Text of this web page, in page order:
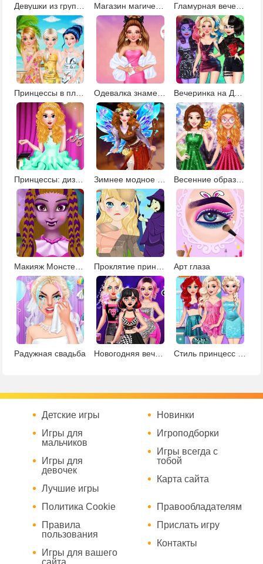
Магазин магических существ Гламурная вечеринка
Принцессы в платьях с принтами Одевалка знаменитостей Вечеринка на День Валентина для злодеев
Принцессы: дизайн платьев для балерин Зимнее модное шоу фей Весенние образы для принцесс
Макияж Монстер Хай Проклятие принцессы Арт глаза
Радужная свадьба Новогодняя вечеринка Тик Ток Стиль принцесс для Одри
Детские игры
Игры для
мальчиков
Игры для
девочек
Лучшие игры
Новинки
Игроподборки
Игры всегда с
тобой
Карта сайта
Политика Cookie
Правила
пользования
Игры для вашего
Правообладателям
Прислать игру
Контакты